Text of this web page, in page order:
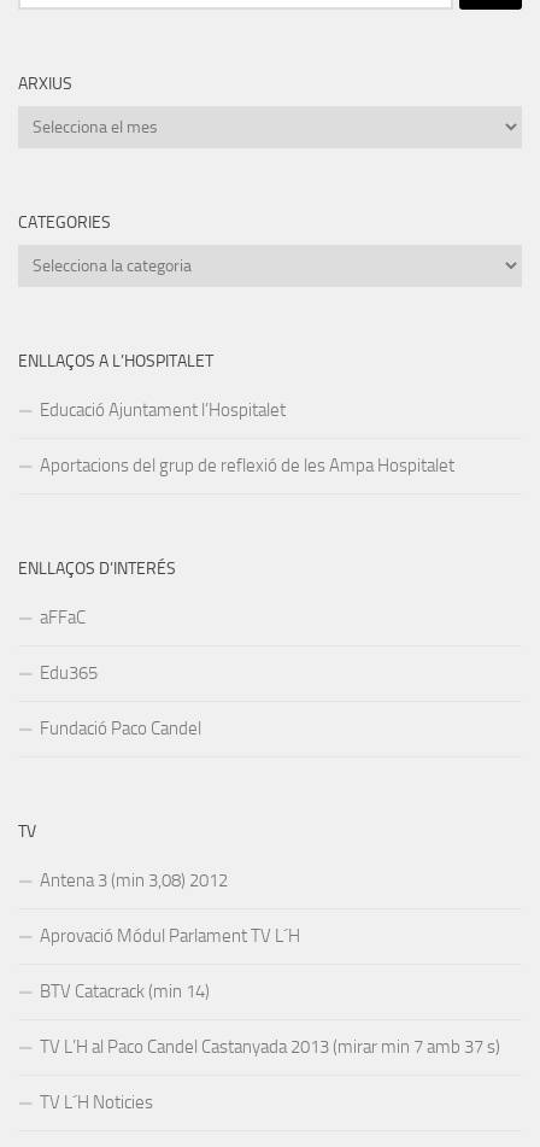
ARXIUS
Arxius
CATEGORIES
Categories
ENLLAÇOS A L’HOSPITALET
Educació Ajuntament l’Hospitalet
Aportacions del grup de reflexió de les Ampa Hospitalet
ENLLAÇOS D’INTERÉS
aFFaC
Edu365
Fundació Paco Candel
TV
Antena 3 (min 3,08) 2012
Aprovació Módul Parlament TV L´H
BTV Catacrack (min 14)
TV L’H al Paco Candel Castanyada 2013 (mirar min 7 amb 37 s)
TV L´H Noticies